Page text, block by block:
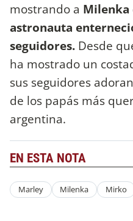
mostrando a Milenka
astronauta
seguidores. Desde
ha mostrado un
sus seguidores
de los papás más
argentina.
EN ESTA NOTA
Marley Milenka Mirko